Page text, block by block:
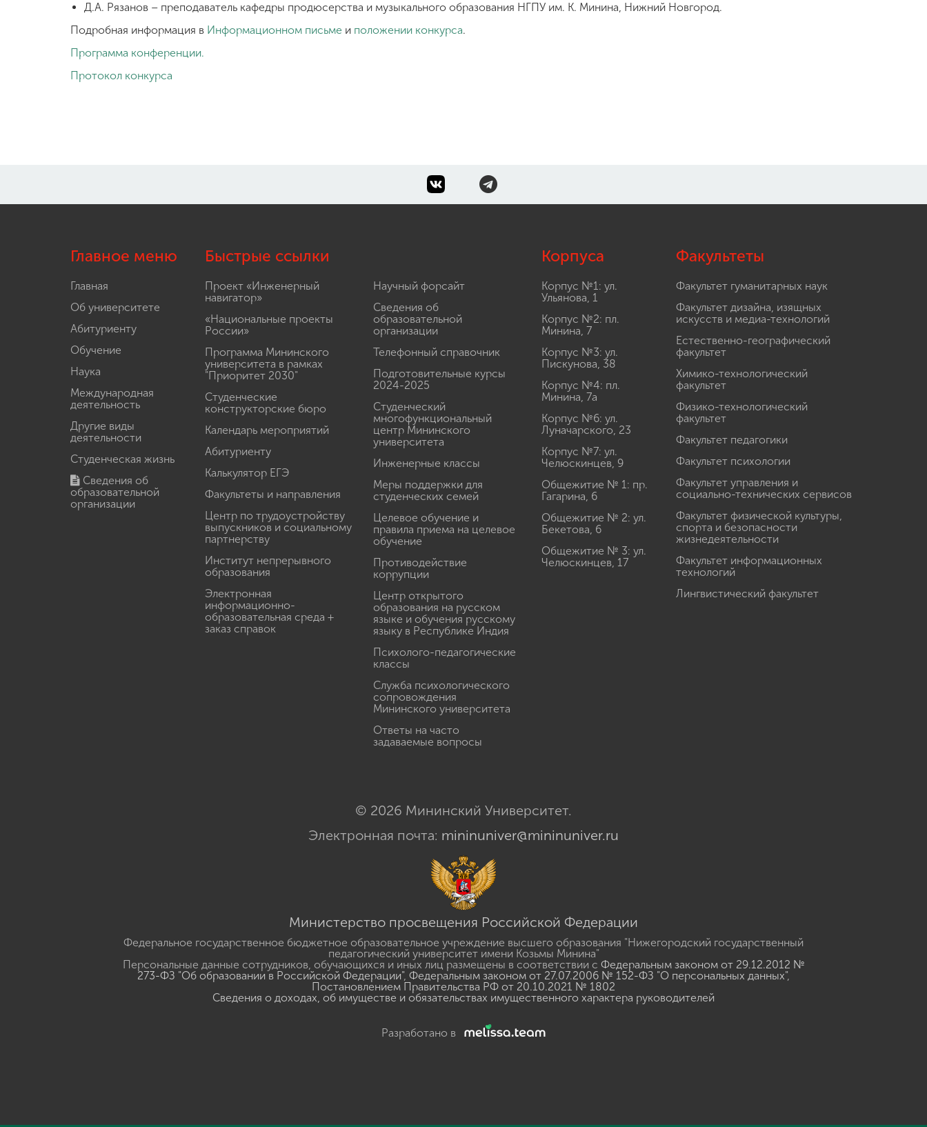
Д.А. Рязанов – преподаватель кафедры продюсерства и музыкального образования НГПУ им. К. Минина, Нижний Новгород.
Подробная информация в Информационном письме и положении конкурса.
Программа конференции.
Протокол конкурса
Главное меню
Главная
Об университете
Абитуриенту
Обучение
Наука
Международная
деятельность
Другие виды
деятельности
Студенческая жизнь
Сведения об
образовательной
организации
Быстрые ссылки
Проект «Инженерный
навигатор»
«Национальные проекты
России»
Программа Мининского
университета в рамках
"Приоритет 2030"
Студенческие
конструкторские бюро
Календарь мероприятий
Абитуриенту
Калькулятор ЕГЭ
Факультеты и направления
Центр по трудоустройству
выпускников и социальному
партнерству
Институт непрерывного
образования
Электронная
информационно-
образовательная среда +
заказ справок
Научный форсайт
Сведения об
образовательной
организации
Телефонный справочник
Подготовительные курсы
2024-2025
Студенческий
многофункциональный
центр Мининского
университета
Инженерные классы
Меры поддержки для
студенческих семей
Целевое обучение и
правила приема на целевое
обучение
Противодействие
коррупции
Центр открытого
образования на русском
языке и обучения русскому
языку в Республике Индия
Психолого-педагогические
классы
Служба психологического
сопровождения
Мининского университета
Ответы на часто
задаваемые вопросы
Корпуса
Корпус №1: ул.
Ульянова, 1
Корпус №2: пл.
Минина, 7
Корпус №3: ул.
Пискунова, 38
Корпус №4: пл.
Минина, 7а
Корпус №6: ул.
Луначарского, 23
Корпус №7: ул.
Челюскинцев, 9
Общежитие № 1: пр.
Гагарина, 6
Общежитие № 2: ул.
Бекетова, 6
Общежитие № 3: ул.
Челюскинцев, 17
Факультеты
Факультет гуманитарных наук
Факультет дизайна, изящных
искусств и медиа-технологий
Естественно-географический
факультет
Химико-технологический
факультет
Физико-технологический
факультет
Факультет педагогики
Факультет психологии
Факультет управления и
социально-технических сервисов
Факультет физической культуры,
спорта и безопасности
жизнедеятельности
Факультет информационных
технологий
Лингвистический факультет
© 2026 Мининский Университет.
Электронная почта: mininuniver@mininuniver.ru
Министерство просвещения Российской Федерации
Федеральное государственное бюджетное образовательное учреждение высшего образования "Нижегородский государственный
педагогический университет имени Козьмы Минина"
Персональные данные сотрудников, обучающихся и иных лиц размещены в соответствии с Федеральным законом от 29.12.2012 №
273-ФЗ "Об образовании в Российской Федерации", Федеральным законом от 27.07.2006 № 152-ФЗ "О персональных данных",
Постановлением Правительства РФ от 20.10.2021 № 1802
Сведения о доходах, об имуществе и обязательствах имущественного характера руководителей
Разработано в